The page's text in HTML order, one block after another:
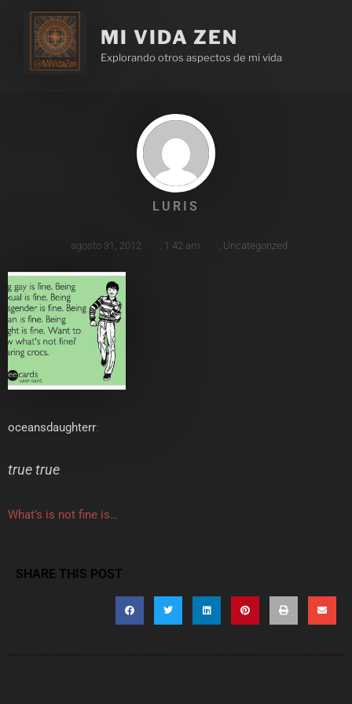
MI VIDA ZEN
Explorando otros aspectos de mi vida
LURIS
agosto 31, 2012 1:42 am Uncategorized
oceansdaughterr:
true true
What’s is not fine is…
SHARE THIS POST